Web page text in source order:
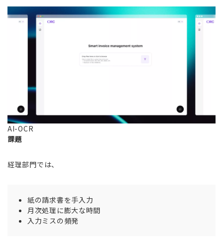
AI-OCR
課題
経理部門では、
紙の請求書を手入力
月次処理に膨大な時間
入力ミスの頻発